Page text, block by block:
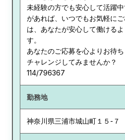
未経験の方でも安心して活躍
があれば、いつでもお気軽に
は、あなたが安心して働ける
す。
あなたのご応募を心よりお待
チャレンジしてみませんか？
114/796367
勤務地
神奈川県三浦市城山町１５-７